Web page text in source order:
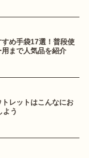
め手袋17選！普段使
まで人気品を紹介
レットはこんなにお
よう